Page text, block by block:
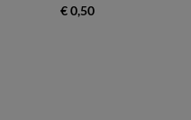
€ 0,50